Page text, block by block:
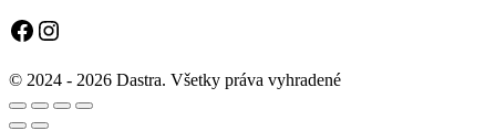
Facebook
Instagram
© 2024 - 2026 Dastra. Všetky práva vyhradené